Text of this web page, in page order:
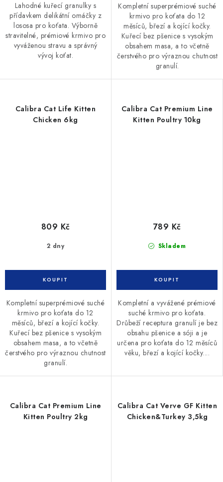
Lahodné kuřecí granulky s
přídavkem delikátní omáčky z
lososa pro koťata. Výborně
stravitelné, prémiové krmivo pro
vyváženou stravu a správný
vývoj koťat.
Kompletní superprémiové suché
krmivo pro koťata do 12
měsíců, březí a kojící kočky.
Kuřecí bez pšenice s vysokým
obsahem masa, a to včetně
čerstvého pro výraznou chutnost
granulí.
Calibra Cat Life Kitten
Chicken 6kg
2 dny
809 Kč
Kompletní superprémiové suché
krmivo pro koťata do 12
měsíců, březí a kojící kočky.
Kuřecí bez pšenice s vysokým
obsahem masa, a to včetně
čerstvého pro výraznou chutnost
granulí.
Calibra Cat Premium Line
Kitten Poultry 10kg
Skladem
789 Kč
Kompletní a vyvážené prémiové
suché krmivo pro koťata.
Drůbeží receptura granulí je bez
obsahu pšenice a sóji a je
určena pro koťata do 12 měsíců
věku, březí a kojící kočky....
Calibra Cat Premium Line
Kitten Poultry 2kg
Calibra Cat Verve GF Kitten
Chicken&Turkey 3,5kg